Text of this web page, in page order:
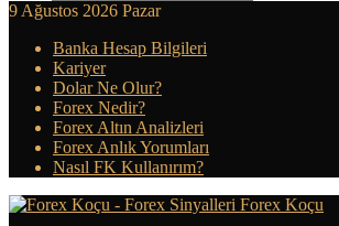
9 Ağustos 2026 Pazar
Banka Hesap Bilgileri
Kariyer
Dolar Ne Olur?
Forex Nedir?
Forex Altın Analizleri
Forex Anlık Yorumları
Nasıl FK Kullanırım?
Forex Koçu